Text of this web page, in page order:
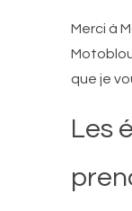
Merci à
que je
Les